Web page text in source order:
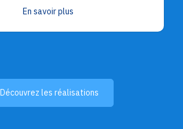
En savoir plus
Découvrez les réalisations